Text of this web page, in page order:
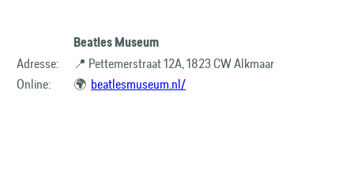
Beatles Museum
Adresse:
📍 Pettemerstraat 12A, 1823 CW Alkmaar
Online:
🌍 beatlesmuseum.nl/